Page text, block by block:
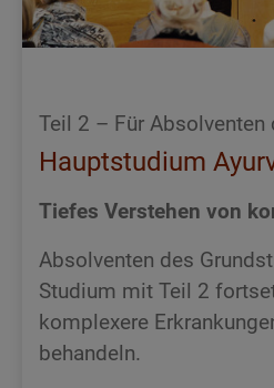
Teil 2 – Für
Hauptstudium
Tiefes Verstehen von
Absolventen des
Studium mit Teil 2
komplexere
behandeln.